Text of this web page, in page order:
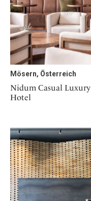
Mösern, Österreich
Nidum Casual Luxury
Hotel